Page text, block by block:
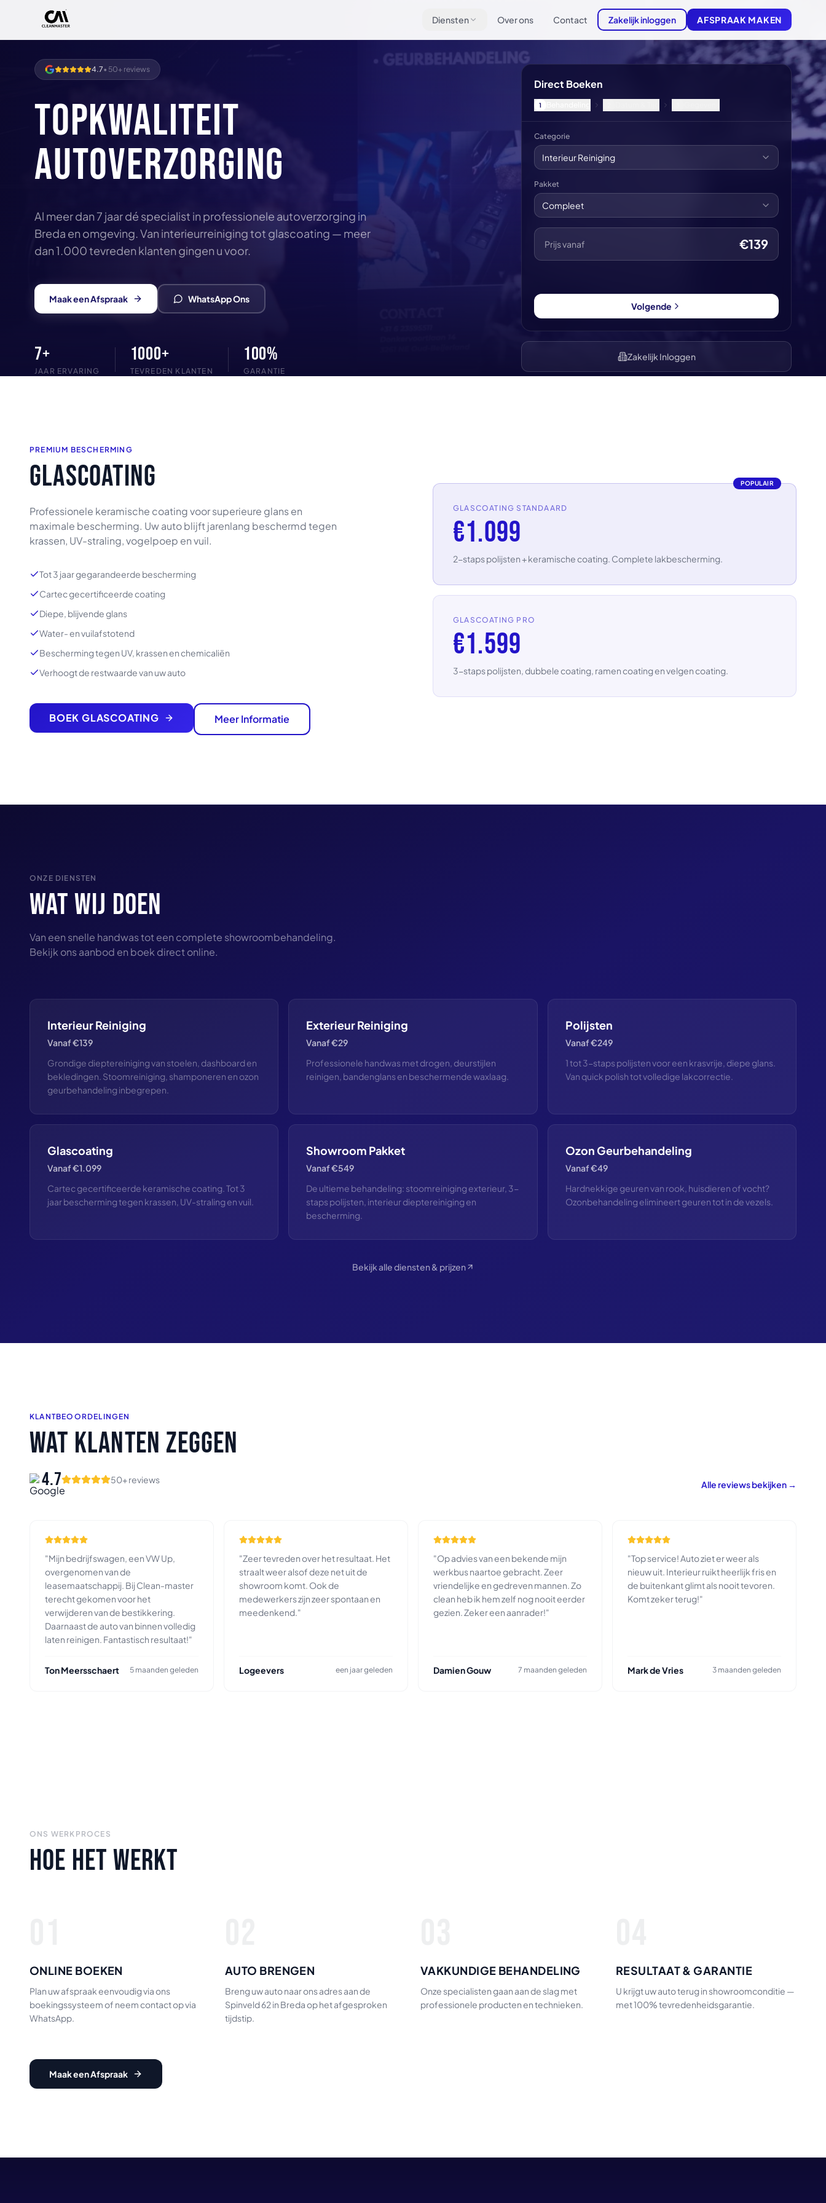
Diensten Over ons Contact Zakelijk inloggen AFSPRAAK MAKEN
4.7• 50+ reviews
TOPKWALITEIT
AUTOVERZORGING
Al meer dan 7 jaar dé specialist in professionele autoverzorging in
Breda en omgeving. Van interieurreiniging tot glascoating — meer
dan 1.000 tevreden klanten gingen u voor.
Maak een Afspraak WhatsApp Ons
7+
JAAR ERVARING
1000+
TEVREDEN KLANTEN
100%
GARANTIE
Direct Boeken
1
Categorie
Interieur Reiniging
Pakket
Compleet
Prijs vanaf €139
Volgende
Zakelijk Inloggen
PREMIUM BESCHERMING
GLASCOATING
Professionele keramische coating voor superieure glans en
maximale bescherming. Uw auto blijft jarenlang beschermd tegen
krassen, UV-straling, vogelpoep en vuil.
Tot 3 jaar gegarandeerde bescherming
Cartec gecertificeerde coating
Diepe, blijvende glans
Water- en vuilafstotend
Bescherming tegen UV, krassen en chemicaliën
Verhoogt de restwaarde van uw auto
BOEK GLASCOATING Meer Informatie
POPULAIR
GLASCOATING STANDAARD
€1.099
2-staps polijsten + keramische coating. Complete lakbescherming.
GLASCOATING PRO
€1.599
3-staps polijsten, dubbele coating, ramen coating en velgen coating.
ONZE DIENSTEN
WAT WIJ DOEN
Van een snelle handwas tot een complete showroombehandeling.
Bekijk ons aanbod en boek direct online.
Interieur Reiniging
Vanaf €139
Grondige dieptereiniging van stoelen, dashboard en
bekledingen. Stoomreiniging, shamponeren en ozon
geurbehandeling inbegrepen.
Exterieur Reiniging
Vanaf €29
Professionele handwas met drogen, deurstijlen
reinigen, bandenglans en beschermende waxlaag.
Polijsten
Vanaf €249
1 tot 3-staps polijsten voor een krasvrije, diepe glans.
Van quick polish tot volledige lakcorrectie.
Glascoating
Vanaf €1.099
Cartec gecertificeerde keramische coating. Tot 3
jaar bescherming tegen krassen, UV-straling en vuil.
Showroom Pakket
Vanaf €549
De ultieme behandeling: stoomreiniging exterieur, 3-
staps polijsten, interieur dieptereiniging en
bescherming.
Ozon Geurbehandeling
Vanaf €49
Hardnekkige geuren van rook, huisdieren of vocht?
Ozonbehandeling elimineert geuren tot in de vezels.
Bekijk alle diensten & prijzen
KLANTBEOORDELINGEN
WAT KLANTEN ZEGGEN
4.7 50+ reviews Alle reviews bekijken →
"Mijn bedrijfswagen, een VW Up,
overgenomen van de
leasemaatschappij. Bij Clean-master
terecht gekomen voor het
verwijderen van de bestikkering.
Daarnaast de auto van binnen volledig
laten reinigen. Fantastisch resultaat!"
Ton Meersschaert 5 maanden geleden
"Zeer tevreden over het resultaat. Het
straalt weer alsof deze net uit de
showroom komt. Ook de
medewerkers zijn zeer spontaan en
meedenkend."
Logeevers een jaar geleden
"Op advies van een bekende mijn
werkbus naartoe gebracht. Zeer
vriendelijke en gedreven mannen. Zo
clean heb ik hem zelf nog nooit eerder
gezien. Zeker een aanrader!"
Damien Gouw 7 maanden geleden
"Top service! Auto ziet er weer als
nieuw uit. Interieur ruikt heerlijk fris en
de buitenkant glimt als nooit tevoren.
Komt zeker terug!"
Mark de Vries 3 maanden geleden
ONS WERKPROCES
HOE HET WERKT
ONLINE BOEKEN
Plan uw afspraak eenvoudig via ons
boekingssysteem of neem contact op via
WhatsApp.
AUTO BRENGEN
Breng uw auto naar ons adres aan de
Spinveld 62 in Breda op het afgesproken
tijdstip.
VAKKUNDIGE BEHANDELING
Onze specialisten gaan aan de slag met
professionele producten en technieken.
RESULTAAT & GARANTIE
U krijgt uw auto terug in showroomconditie —
met 100% tevredenheidsgarantie.
Maak een Afspraak